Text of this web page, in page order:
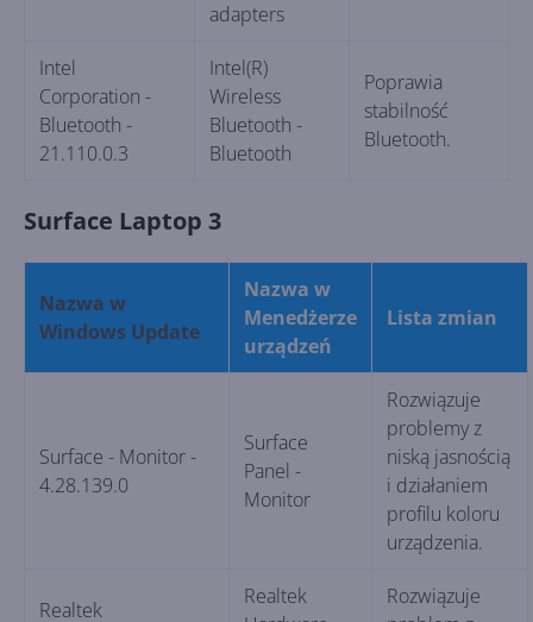
adapters
Intel
Corporation -
Bluetooth -
21.110.0.3
Intel(R)
Wireless
Bluetooth -
Bluetooth
Poprawia
stabilność
Bluetooth.
Surface Laptop 3
Nazwa w
Windows Update
Nazwa w
Menedżerze
urządzeń
Lista zmian
Surface - Monitor -
4.28.139.0
Surface
Panel -
Monitor
Rozwiązuje
problemy z
niską jasnością
i działaniem
profilu koloru
urządzenia.
Realtek
Realtek
Rozwiązuje